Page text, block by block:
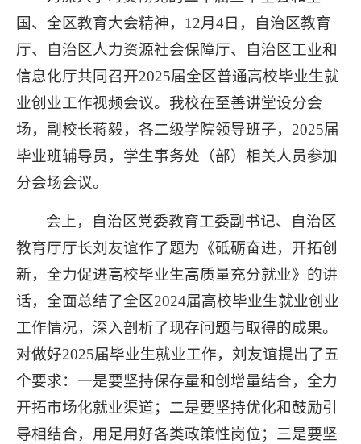
国、全区教育大会精神，12月4日，自治区教育
厅、自治区人力资源社会保障厅、自治区工业和
信息化厅共同召开2025届全区普通高校毕业生就
业创业工作视频会议。我校在至善讲堂设分会
场，副校长蒋毅，各二级学院领导班子，2025届
毕业班辅导员，学生事务处（部）相关人员参加
分会场会议。
会上，自治区党委教育工委副书记、自治区
教育厅厅长刘友谊作了题为《砥砺奋进，开拓创
新，全力促进高校毕业生高质量充分就业》的讲
话，全面总结了全区2024届高校毕业生就业创业
工作情况，深入剖析了现存问题与取得的成果。
对做好2025届毕业生就业工作，刘友谊提出了五
个要求：一是要坚持保存量和创增量结合，全力
开拓市场化就业渠道；二是要坚持优化和鼓励引
导相结合，用足用好各类政策性岗位；三是要坚